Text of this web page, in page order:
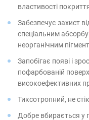
властивості
Забезпечує захист
спеціальним
неорганічним
Запобігає появі і
пофарбованій
високоефективних
Тиксотропний, не
Добре вбирається у